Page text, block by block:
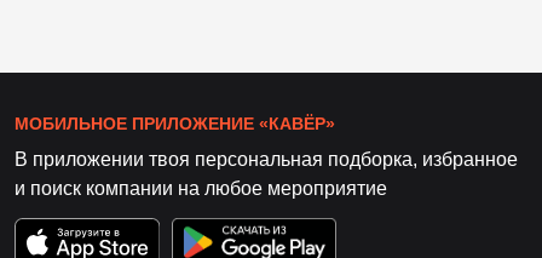
МОБИЛЬНОЕ ПРИЛОЖЕНИЕ «КАВЁР»
В приложении твоя персональная подборка, избранное
и поиск компании на любое мероприятие